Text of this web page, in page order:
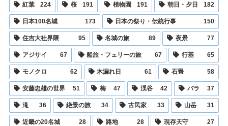
紅葉 224 桜 191 植物園 191 朝日・夕日 182
日本100名城 173 日本の祭り・伝統行事 150
住吉大社界隈 95 名城の旅 89 夜景 77
アジサイ 67 船旅・フェリーの旅 67 行基 65
モノクロ 62 木漏れ日 61 石畳 58
安藤忠雄の世界 51 梅 47 渓谷 42 バラ 37
滝 36 絶景の旅 34 古民家 33 山岳 31
近畿の20名城 28 路地 28 現存天守 27